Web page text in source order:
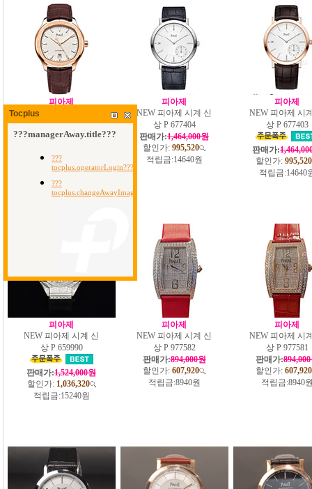
피아제
NEW 피아제 폴로 데
이트 시계 P
22501440
할인가:913,920
적립금:13440원
피아제
NEW 피아제 시계 신
상 P 677404
판매가:1,464,000원
할인가: 995,520
적립금:14640원
피아제
NEW 피아제 시
상 P 677403
판매가:
할인가: 995,520
적립금:14640
피아제
NEW 피아제 시계 신
상 P 659990
판매가:1,524,000원
할인가: 1,036,320
적립금:15240원
피아제
NEW 피아제 시계 신
상 P 977582
판매가:894,000원
할인가: 607,920
적립금:8940원
피아제
NEW 피아제 시
상 P 977581
판매가:
할인가: 607,920
적립금:8940
Tocplus